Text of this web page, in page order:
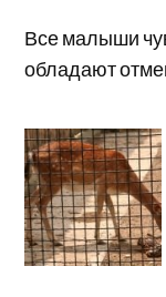
Все малыши
обладают